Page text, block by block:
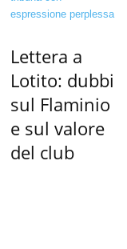
Lettera a
Lotito: dubbi
sul Flaminio
e sul valore
del club